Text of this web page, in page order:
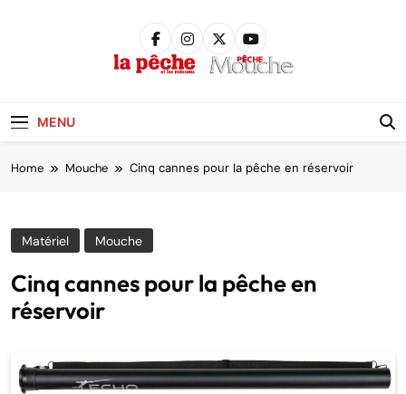
MENU
Home Mouche Cinq cannes pour la pêche en réservoir
Matériel Mouche
Cinq cannes pour la pêche en
réservoir